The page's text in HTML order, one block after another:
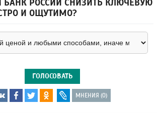
РОССИИ СНИЗИТЬ КЛЮЧЕВУЮ
И ОЩУТИМО?
ГОЛОСОВАТЬ
МНЕНИЯ (0)